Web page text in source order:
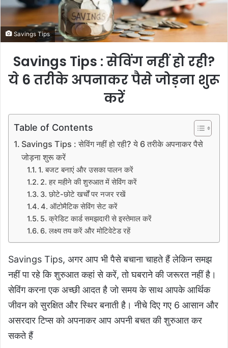
i
Savings Tips
Savings Tips : सेविंग नहीं हो रही?
ये 6 तरीके अपनाकर पैसे जोड़ना शुरू
करें
Table of Contents
Savings Tips : सेविंग नहीं हो रही? ये 6 तरीके अपनाकर पैसे
जोड़ना शुरू करें
1. बजट बनाएं और उसका पालन करें
2. हर महीने की शुरुआत में सेविंग करें
3. छोटे-छोटे खर्चों पर नजर रखें
4. ऑटोमैटिक सेविंग सेट करें
5. क्रेडिट कार्ड समझदारी से इस्तेमाल करें
6. लक्ष्य तय करें और मोटिवेटेड रहें
Savings Tips, अगर आप भी पैसे बचाना चाहते हैं लेकिन समझ
नहीं पा रहे कि शुरुआत कहां से करें, तो घबराने की जरूरत नहीं है।
सेविंग करना एक अच्छी आदत है जो समय के साथ आपके आर्थिक
जीवन को सुरक्षित और स्थिर बनाती है। नीचे दिए गए 6 आसान और
असरदार टिप्स को अपनाकर आप अपनी बचत की शुरुआत कर
सकते हैं